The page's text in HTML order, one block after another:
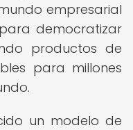
empresarial
democratizar
productos de
para millones
un modelo de